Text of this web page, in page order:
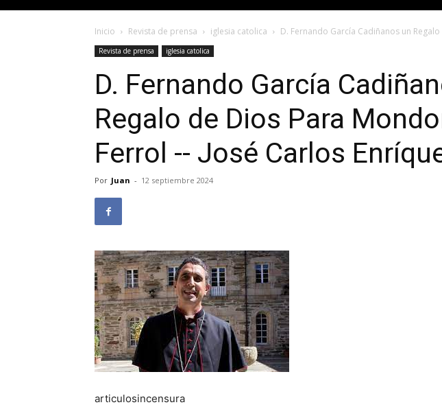
Inicio Revista de prensa iglesia catolica D. Fernando García Cadiñanos un
Revista de prensa iglesia catolica
D. Fernando García
Regalo de Dios Para
Ferrol -- José Carlos
Por Juan - 12 septiembre 2024
articulosincensura